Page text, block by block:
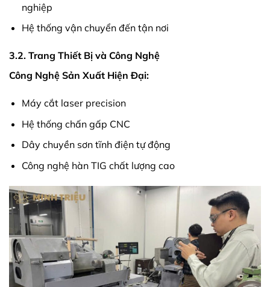
nghiệp
Hệ thống vận chuyển đến tận nơi
3.2. Trang Thiết Bị và Công Nghệ
Công Nghệ Sản Xuất Hiện Đại:
Máy cắt laser precision
Hệ thống chấn gấp CNC
Dây chuyền sơn tĩnh điện tự động
Công nghệ hàn TIG chất lượng cao